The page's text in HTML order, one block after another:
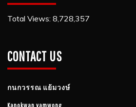
Total Views: 8,728,357
CONTACT US
กนกวรรณ​ แย้ม​วงษ์